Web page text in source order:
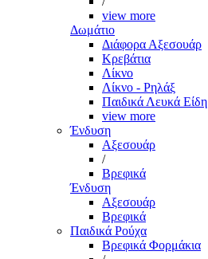
view more
Δωμάτιο
Διάφορα Αξεσουάρ
Κρεβάτια
Λίκνο
Λίκνο - Ρηλάξ
Παιδικά Λευκά Είδη
view more
Ένδυση
Αξεσουάρ
/
Βρεφικά
Ένδυση
Αξεσουάρ
Βρεφικά
Παιδικά Ρούχα
Βρεφικά Φορμάκια